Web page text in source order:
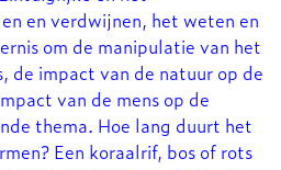
en verdwijnen, het weten en
om de manipulatie van het
de impact van de natuur op de
van de mens op de
thema. Hoe lang duurt het
Een koraalrif, bos of rots